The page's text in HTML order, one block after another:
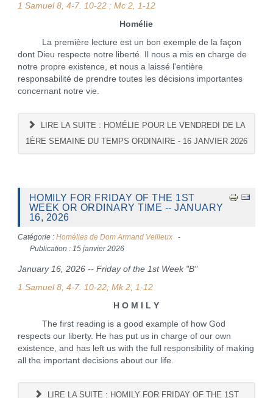
1 Samuel 8, 4-7. 10-22 ; Mc 2, 1-12
Homélie
La première lecture est un bon exemple de la façon
dont Dieu respecte notre liberté. Il nous a mis en charge de
notre propre existence, et nous a laissé l'entière
responsabilité de prendre toutes les décisions importantes
concernant notre vie.
LIRE LA SUITE : HOMÉLIE POUR LE VENDREDI DE LA
1ÈRE SEMAINE DU TEMPS ORDINAIRE - 16 JANVIER 2026
HOMILY FOR FRIDAY OF THE 1ST
WEEK OR ORDINARY TIME -- JANUARY
16, 2026
Catégorie : Homélies de Dom Armand Veilleux
Publication : 15 janvier 2026
January 16, 2026 -- Friday of the 1st Week "B"
1 Samuel 8, 4-7. 10-22; Mk 2, 1-12
H O M I L Y
The first reading is a good example of how God
respects our liberty. He has put us in charge of our own
existence, and has left us with the full responsibility of making
all the important decisions about our life.
LIRE LA SUITE : HOMILY FOR FRIDAY OF THE 1ST